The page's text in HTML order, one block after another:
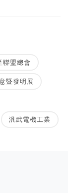
聯盟總會
暨發明展
汎武電機工業